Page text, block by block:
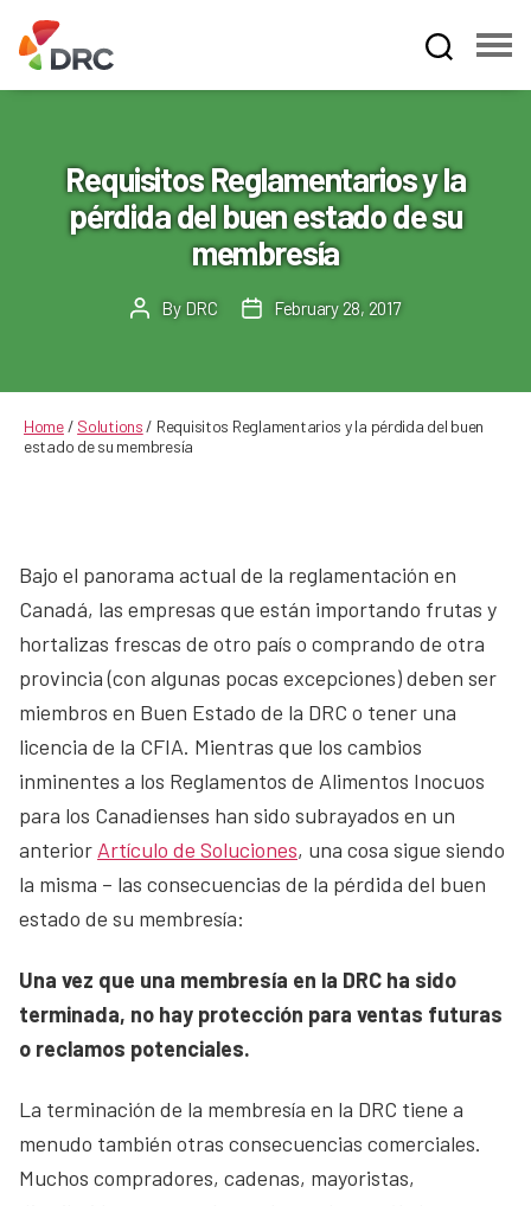
Dispute
Resolution
Corporation
Requisitos Reglamentarios y la
pérdida del buen estado de su
membresía
PostBy DRC
PostFebruary 28, 2017
Home/ Solutions / Requisitos Reglamentarios y la pérdida del buen
estado de su membresía
Bajo el panorama actual de la reglamentación en
Canadá, las empresas que están importando frutas y
hortalizas frescas de otro país o comprando de otra
provincia (con algunas pocas excepciones) deben ser
miembros en Buen Estado de la DRC o tener una
licencia de la CFIA. Mientras que los cambios
inminentes a los Reglamentos de Alimentos Inocuos
para los Canadienses han sido subrayados en un
anterior Artículo de Soluciones, una cosa sigue siendo
la misma – las consecuencias de la pérdida del buen
estado de su membresía:
Una vez que una membresía en la DRC ha sido
terminada, no hay protección para ventas futuras
o reclamos potenciales.
La terminación de la membresía en la DRC tiene a
menudo también otras consecuencias comerciales.
Muchos compradores, cadenas, mayoristas,